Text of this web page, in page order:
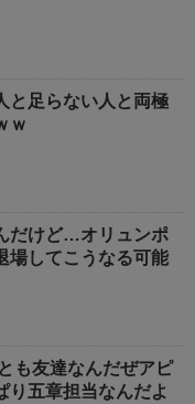
と足らない人と両極
ｗ
だけど…オリュンポ
場してこうなる可能
も友達なんだぜアピ
り五章担当なんだよ